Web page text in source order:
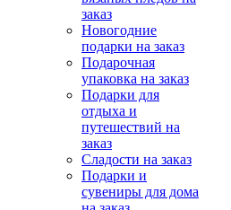
заказ
Новогодние
подарки на заказ
Подарочная
упаковка на заказ
Подарки для
отдыха и
путешествий на
заказ
Сладости на заказ
Подарки и
сувениры для дома